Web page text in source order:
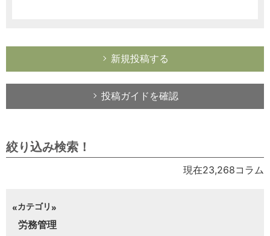
新規投稿する
投稿ガイドを確認
絞り込み検索！
現在23,268コラム
カテゴリ
労務管理